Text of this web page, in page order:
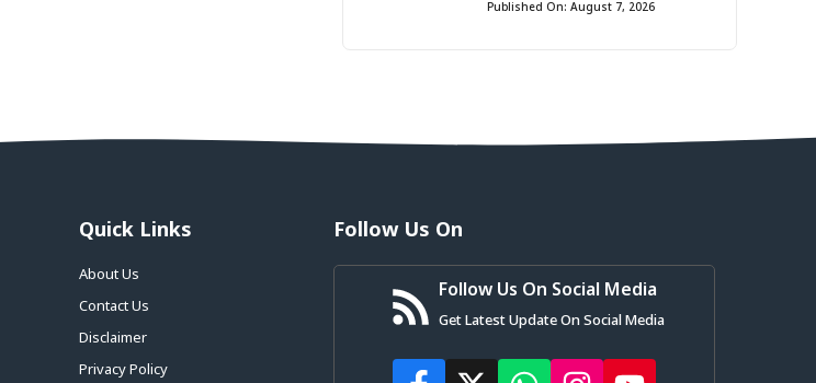
Published On: August 7, 2026
Quick Links
About Us
Contact Us
Disclaimer
Privacy Policy
Follow Us On
Follow Us On Social Media
Get Latest Update On Social Media